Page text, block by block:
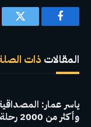
فيسبوك تويتر
المقالات ذات
ياسر عمار:
وأكثر من 2000 رحلة صنعت خبرتي في جورجيا